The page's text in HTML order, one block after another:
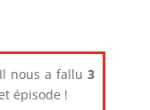
nous a fallu 3
épisode !